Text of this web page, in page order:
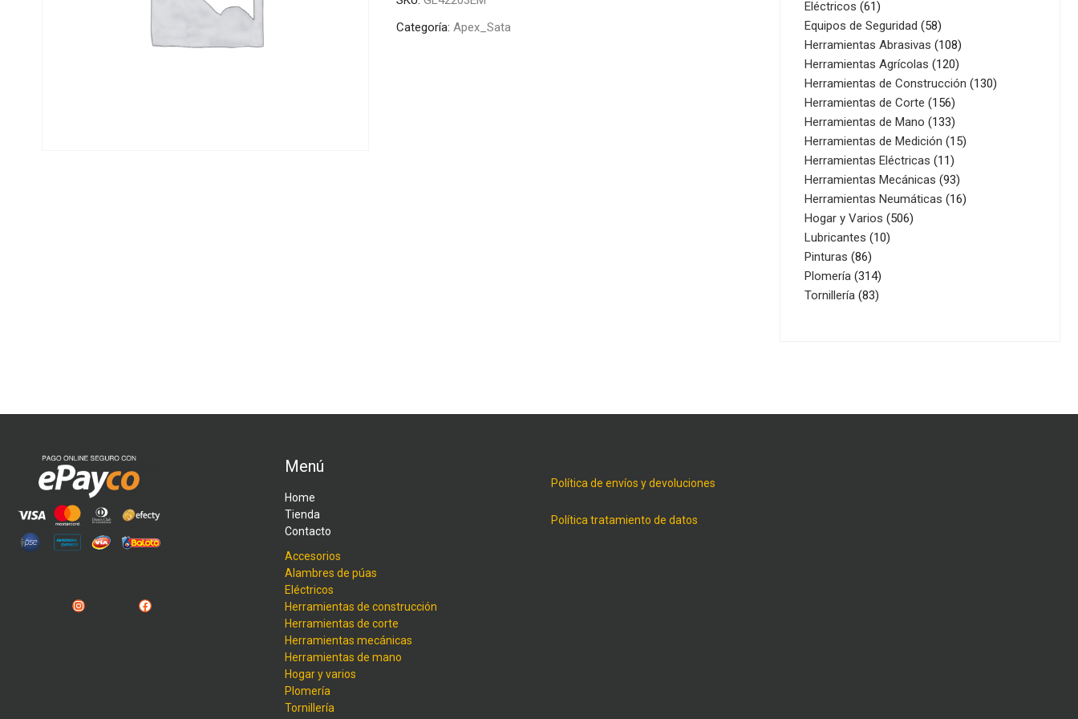
Categoría: Apex_Sata
Eléctricos 6161
productos
Equipos de Seguridad 5858
productos
Herramientas Abrasivas 108108
productos
Herramientas Agrícolas 120120
productos
Herramientas de Construcción 130130
Herramientas de Corte 156156
productos
Herramientas de Mano 133133
productos
Herramientas de Medición 1515
Herramientas Eléctricas 1111
productos
Herramientas Mecánicas 9393
productos
Herramientas Neumáticas 1616
Hogar y Varios 506506
Lubricantes 1010
Pinturas 8686
productos
Plomería 314314
productos
Tornillería 8383
Instagram Facebook
Menú
Home
Tienda
Contacto
Accesorios
Alambres de púas
Eléctricos
Herramientas de construcción
Herramientas de corte
Herramientas mecánicas
Herramientas de mano
Hogar y varios
Plomería
Tornillería
Política de envíos y devoluciones
Política tratamiento de datos